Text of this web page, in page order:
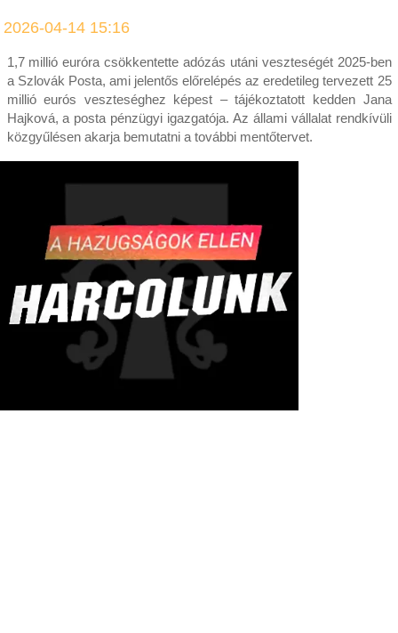
2026-04-14 15:16
1,7 millió euróra csökkentette adózás utáni veszteségét 2025-ben
a Szlovák Posta, ami jelentős előrelépés az eredetileg tervezett 25
millió eurós veszteséghez képest – tájékoztatott kedden Jana
Hajková, a posta pénzügyi igazgatója. Az állami vállalat rendkívüli
közgyűlésen akarja bemutatni a további mentőtervet.